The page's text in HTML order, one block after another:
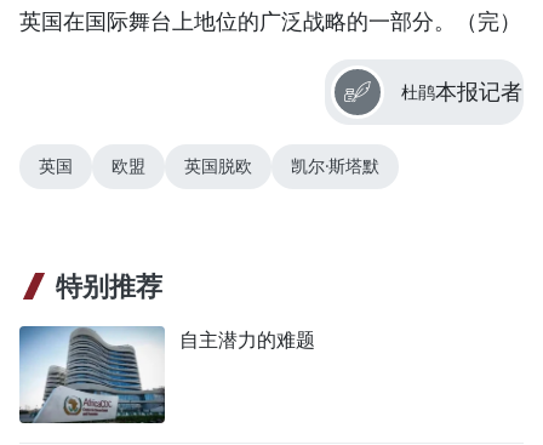
英国在国际舞台上地位的广泛战略的一部分。（完）
杜鹃本报记者
英国 欧盟 英国脱欧 凯尔·斯塔默
特别推荐
自主潜力的难题